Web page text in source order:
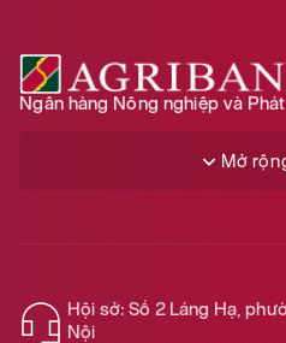
Ngân hàng Nông nghiệp và
Mở
Hội sở: Số 2 Láng Hạ,
Nội